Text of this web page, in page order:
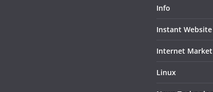
Info
Instant Website
Internet
Linux